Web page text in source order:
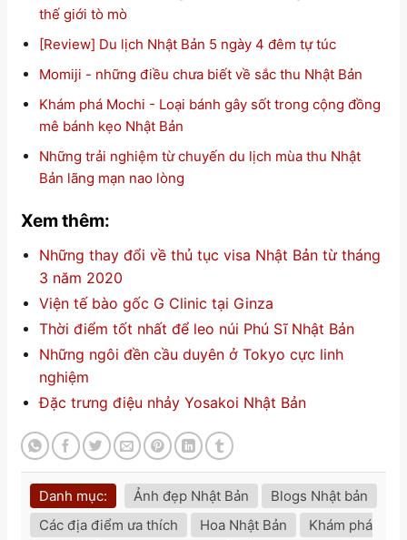
thế giới tò mò
[Review] Du lịch Nhật Bản 5 ngày 4 đêm tự túc
Momiji - những điều chưa biết về sắc thu Nhật Bản
Khám phá Mochi - Loại bánh gây sốt trong cộng đồng
mê bánh kẹo Nhật Bản
Những trải nghiệm từ chuyến du lịch mùa thu Nhật
Bản lãng mạn nao lòng
Xem thêm:
Những thay đổi về thủ tục visa Nhật Bản từ tháng
3 năm 2020
Viện tế bào gốc G Clinic tại Ginza
Thời điểm tốt nhất để leo núi Phú Sĩ Nhật Bản
Những ngôi đền cầu duyên ở Tokyo cực linh
nghiệm
Đặc trưng điệu nhảy Yosakoi Nhật Bản
Danh mục: Ảnh đẹp Nhật Bản
Blogs Nhật bản
Các địa điểm ưa thích
Hoa Nhật Bản
Khám phá